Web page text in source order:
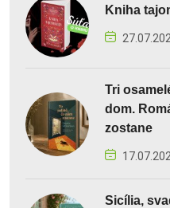
Kniha
Tri
dom.
zostane
Sicília,